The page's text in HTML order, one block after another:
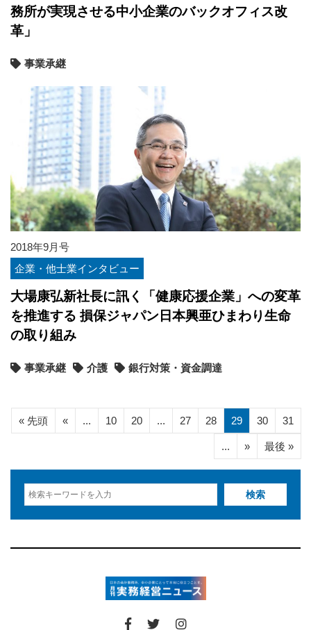
務所が実現させる中小企業のバックオフィス改
革」
事業承継
2018年9月号
企業・他士業インタビュー
大場康弘新社長に訊く「健康応援企業」への変革
を推進する 損保ジャパン日本興亜ひまわり生命
の取り組み
事業承継 介護 銀行対策・資金調達
« 先頭 « ... 10 20 ... 27 28 29 30 31
... » 最後 »